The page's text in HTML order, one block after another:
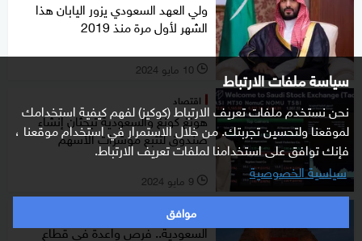
سياسة ملفات الارتباط
نحن نستخدم ملفات تعريف الارتباط (كوكيز) لفهم كيفية استخدامك
لموقعنا ولتحسين تجربتك. من خلال الاستمرار في استخدام موقعنا ،
فإنك توافق على استخدامنا لملفات تعريف الارتباط.
سياسية الخصوصية
موافق
ولي العهد السعودي يزور اليابان هذا
الشهر لأول مرة منذ 2019
l 10 مايو 2024
اقتصاد
هونغ كونغ والسعودية تبحثان إنشاء
صندوق لتتبع مؤشرات الأسهم
l 9 مايو 2024
اقتصاد
السعودية.. فرص واعدة في قطاع